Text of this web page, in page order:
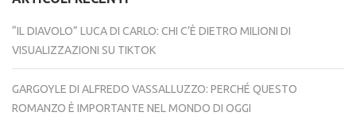
“IL DIAVOLO” LUCA DI CARLO: CHI C’È DIETRO MILIONI DI
VISUALIZZAZIONI SU TIKTOK
GARGOYLE DI ALFREDO VASSALLUZZO: PERCHÉ QUESTO
ROMANZO È IMPORTANTE NEL MONDO DI OGGI